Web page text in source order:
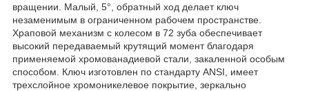
вращении. Малый, 5°, обратный ход делает ключ
незаменимым в ограниченном рабочем пространстве.
Храповой механизм с колесом в 72 зуба обеспечивает
высокий передаваемый крутящий момент благодаря
применяемой хромованадиевой стали, закаленной особым
способом. Ключ изготовлен по стандарту ANSI, имеет
трехслойное хромоникелевое покрытие, зеркально